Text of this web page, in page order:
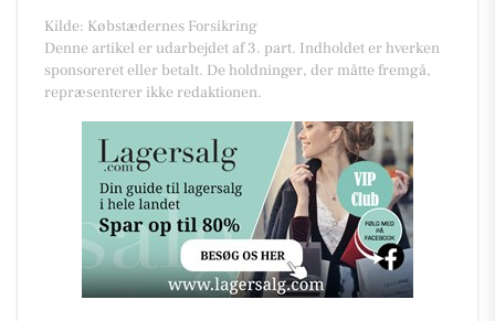
Kilde: Købstædernes Forsikring
Denne artikel er udarbejdet af 3. part. Indholdet er hverken
sponsoreret eller betalt. De holdninger, der måtte fremgå,
repræsenterer ikke redaktionen.